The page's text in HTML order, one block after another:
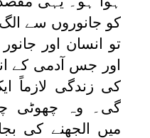
کو جانوروں سے
تو انسان اور
اور جس آدمی کے
کی زندگی لازماً
گی۔ وہ چھوٹی
میں الجھنے کی